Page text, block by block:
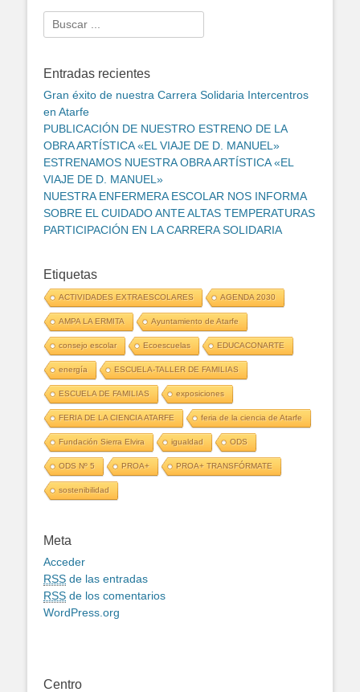
Search
for:
Entradas recientes
Gran éxito de nuestra Carrera Solidaria Intercentros
en Atarfe
PUBLICACIÓN DE NUESTRO ESTRENO DE LA
OBRA ARTÍSTICA «EL VIAJE DE D. MANUEL»
ESTRENAMOS NUESTRA OBRA ARTÍSTICA «EL
VIAJE DE D. MANUEL»
NUESTRA ENFERMERA ESCOLAR NOS INFORMA
SOBRE EL CUIDADO ANTE ALTAS TEMPERATURAS
PARTICIPACIÓN EN LA CARRERA SOLIDARIA
Etiquetas
ACTIVIDADES EXTRAESCOLARES AGENDA 2030
AMPA LA ERMITA Ayuntamiento de Atarfe
consejo escolar Ecoescuelas EDUCACONARTE
energía ESCUELA-TALLER DE FAMILIAS
ESCUELA DE FAMILIAS exposiciones
FERIA DE LA CIENCIA ATARFE feria de la ciencia de Atarfe
Fundación Sierra Elvira igualdad ODS
ODS Nº 5 PROA+ PROA+ TRANSFÓRMATE
sostenibilidad
Meta
Acceder
RSS de las entradas
RSS de los comentarios
WordPress.org
Centro